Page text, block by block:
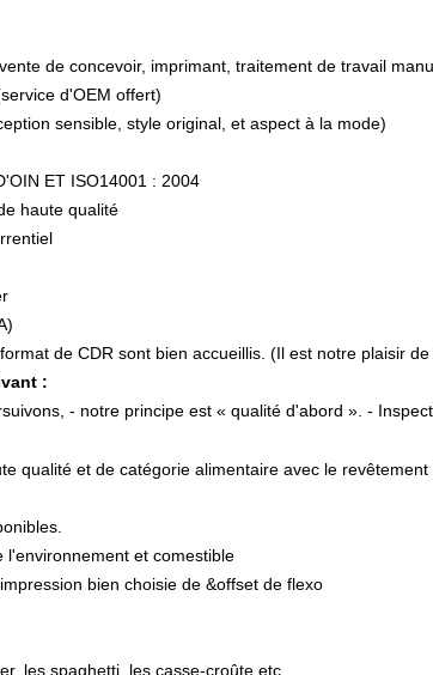
de concevoir, imprimant, traitement de travail
d'OEM offert)
sensible, style original, et aspect à la mode)
ET ISO14001 : 2004
haute qualité
de CDR sont bien accueillis. (Il est notre plaisir
:
- notre principe est « qualité d'abord ». -
qualité et de catégorie alimentaire avec le
l'environnement et comestible
bien choisie de &offset de flexo
les spaghetti, les casse-croûte etc.